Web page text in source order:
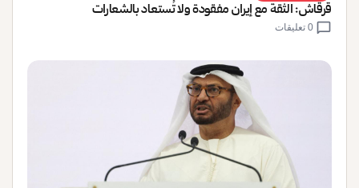
قرقاش: الثقة مع إيران مفقودة ولا تُستعاد بالشعارات
chat_bubble